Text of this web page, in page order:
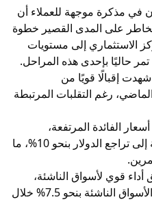
في مذكرة موجهة للعملاء أن
على المدى القصير خطوة
الاستثماري إلى مستويات
حاليًا بإحدى هذه المراحل.
إقبالًا قويًا من
رغم التقلبات المرتبطة
الفائدة المرتفعة،
وانخفاض تقييمات الأصول، إضافة إلى تراجع الدولار بنحو 10%، ما
قوي لأسواق الناشئة،
حيث ارتفع مؤشر MSCI لعملات الأسواق الناشئة بنحو 7.5% خلال